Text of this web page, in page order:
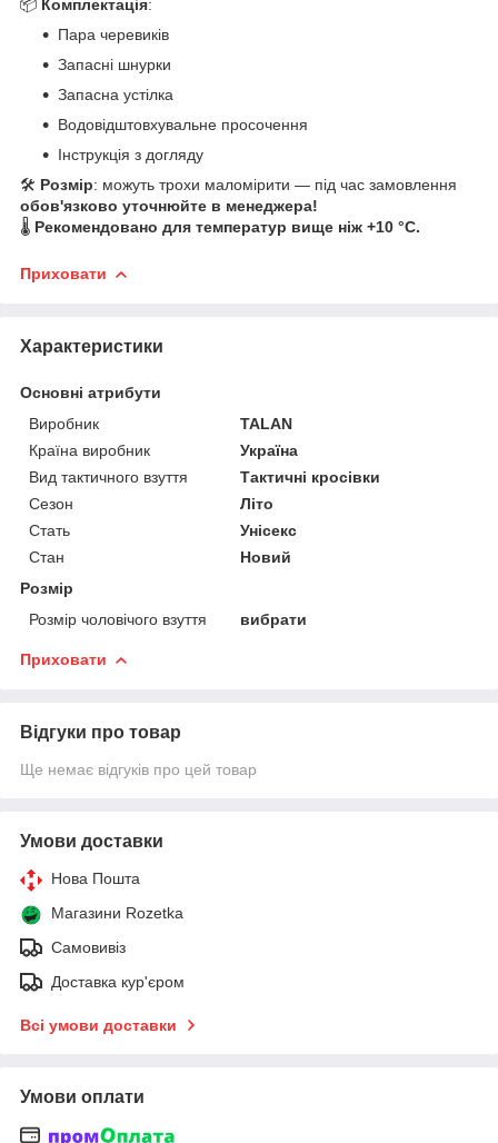
📦 Комплектація:
Пара черевиків
Запасні шнурки
Запасна устілка
Водовідштовхувальне просочення
Інструкція з догляду
🛠 Розмір: можуть трохи маломірити — під час замовлення
обов'язково уточнюйте в менеджера!
🌡 Рекомендовано для температур вище ніж +10 °C.
Приховати
Характеристики
Основні атрибути
Виробник
TALAN
Країна виробник
Україна
Вид тактичного взуття
Тактичні кросівки
Сезон
Літо
Стать
Унісекс
Стан
Новий
Розмір
Розмір чоловічого взуття
вибрати
Приховати
Відгуки про товар
Ще немає відгуків про цей товар
Умови доставки
Нова Пошта
Магазини Rozetka
Самовивіз
Доставка кур'єром
Всі умови доставки
Умови оплати